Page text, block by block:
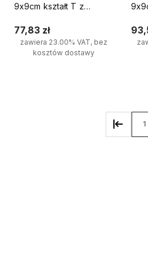
9x9cm kształt T z
77,83 zł
zawiera 23.00% VAT, bez
kosztów dostawy
1